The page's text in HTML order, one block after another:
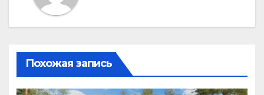
Похожая запись